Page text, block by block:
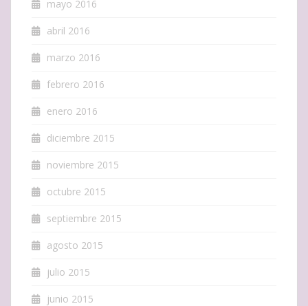
mayo 2016
abril 2016
marzo 2016
febrero 2016
enero 2016
diciembre 2015
noviembre 2015
octubre 2015
septiembre 2015
agosto 2015
julio 2015
junio 2015